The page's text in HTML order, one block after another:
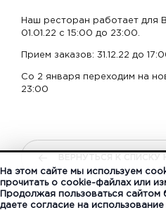
Наш ресторан работает для
01.01.22 с 15:00 до 23:00.
Прием заказов: 31.12.22 до
Со 2 января переходим на
23:00
На этом сайте мы используем
прочитать о cookie-файлах или
Продолжая пользоваться сайтом
даете согласие на